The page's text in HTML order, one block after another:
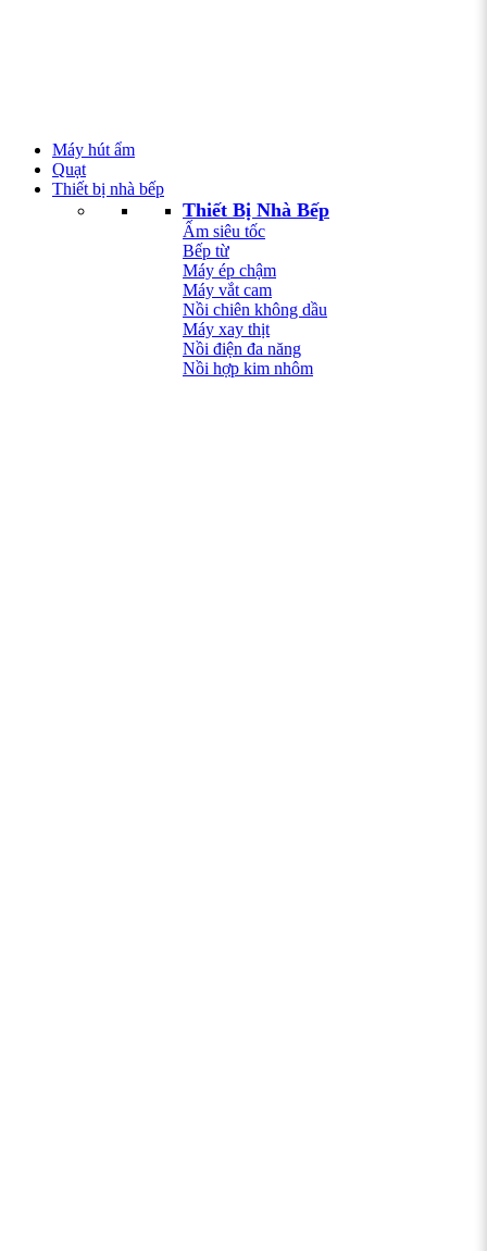
Máy hút ẩm
Quạt
Thiết bị nhà bếp
Thiết Bị Nhà Bếp
Ấm siêu tốc
Bếp từ
Máy ép chậm
Máy vắt cam
Nồi chiên không dầu
Máy xay thịt
Nồi điện đa năng
Nồi hợp kim nhôm